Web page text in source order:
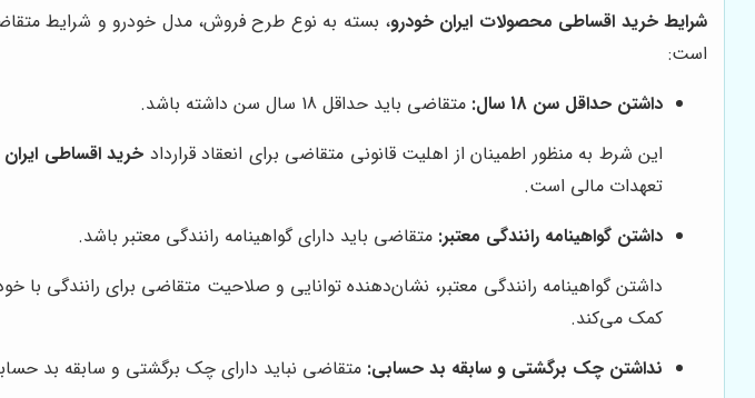
شرایط خرید اقساطی محصولات ایران خودرو، بسته به نوع طرح فروش، مدل خودرو و شرایط
است:
داشتن حداقل سن 18 سال:
متقاضی باید حداقل 18 سال سن داشته باشد.
این شرط به منظور اطمینان از اهلیت قانونی متقاضی برای انعقاد قرارداد خرید اقساطی
تعهدات مالی است.
داشتن گواهینامه رانندگی معتبر: متقاضی باید دارای گواهینامه رانندگی معتبر باشد.
داشتن گواهینامه رانندگی معتبر، نشان‌دهنده توانایی و صلاحیت متقاضی برای رانندگی
کمک می‌کند.
نداشتن چک برگشتی و سابقه بد حسابی: متقاضی نباید دارای چک برگشتی و سابقه بد